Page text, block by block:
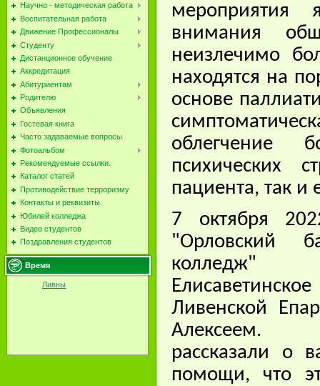
Научно - методическая работа
Воспитательная работа
Движение Профессионалы
Студенту
Дистанционное обучение
Аккредитация
Абитуриентам
Родителю
Объявления
Гостевая книга
Часто задаваемые вопросы
Фотоальбом
Рекомендуемые ссылки.
Каталог статей
Противодействие терроризму
Контакты и реквизиты
Юбилей колледжа
Видео студентов
Поздравления студентов
Время
Ливны
мероприятия
внимания
неизлечимо
находятся на
основе
облегчение
психических
пациента, так и
7 октября
"Орловский
колледж"
Ливенской
Алексеем.
рассказали о
помощи, что